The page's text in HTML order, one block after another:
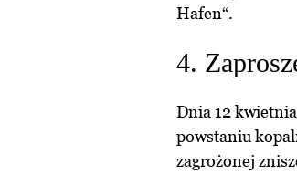
Hafen“.
4.
Dnia 12
powstaniu
zagrożonej